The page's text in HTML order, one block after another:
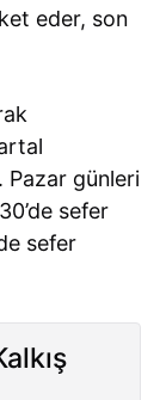
eder, son
Pazar günleri
sefer
sefer